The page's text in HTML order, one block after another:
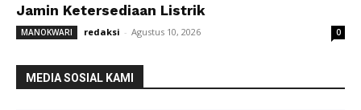
Jamin Ketersediaan Listrik
MANOKWARI redaksi - Agustus 10, 2026 0
MEDIA SOSIAL KAMI